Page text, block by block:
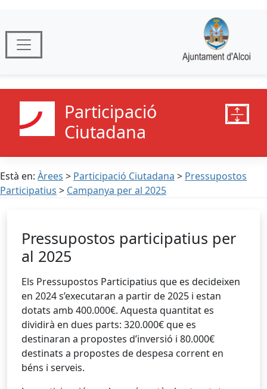
Participació
Ciutadana
Està en: Àrees > Participació Ciutadana > Pressupostos
Participatius > Campanya per al 2025
Pressupostos participatius per
al 2025
Els Pressupostos Participatius que es decideixen
en 2024 s’executaran a partir de 2025 i estan
dotats amb 400.000€. Aquesta quantitat es
dividirà en dues parts: 320.000€ que es
destinaran a propostes d’inversió i 80.000€
destinats a propostes de despesa corrent en
béns i serveis.